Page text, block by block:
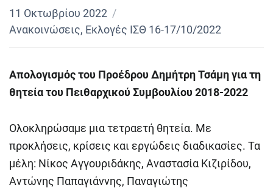
11 Οκτωβρίου 2022
Ανακοινώσεις, Εκλογές ΙΣΘ 16-17/10/2022
Απολογισμός του Προέδρου Δημήτρη Τσάμη για τη
θητεία του Πειθαρχικού Συμβουλίου2018-2022
Ολοκληρώσαμε μια τετραετή θητεία. Με
προκλήσεις, κρίσεις και εργώδεις διαδικασίες. Τα
μέλη: Νίκος Αγγουριδάκης, Αναστασία Κιζιρίδου,
Αντώνης Παπαγιάννης, Παναγιώτης